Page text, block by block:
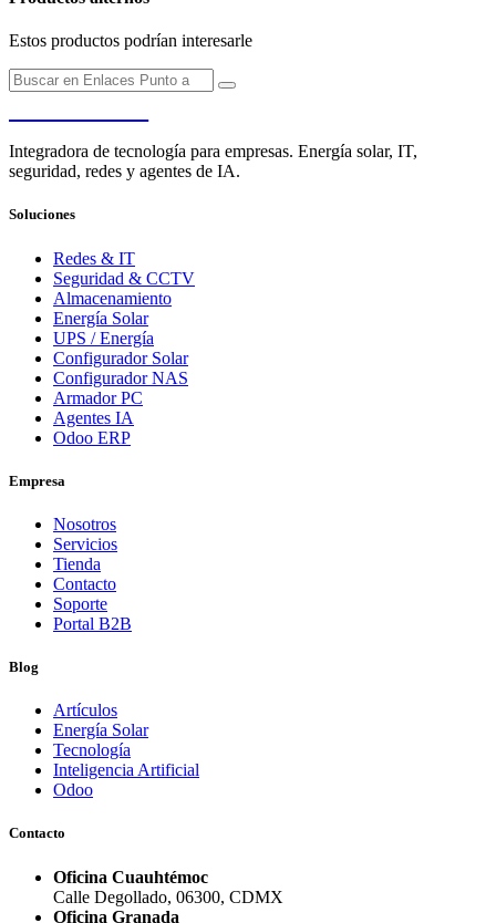
Estos productos podrían interesarle
Integradora de tecnología para empresas. Energía solar, IT,
seguridad, redes y agentes de IA.
Soluciones
Redes & IT
Seguridad & CCTV
Almacenamiento
Energía Solar
UPS / Energía
Configurador Solar
Configurador NAS
Armador PC
Agentes IA
Odoo ERP
Empresa
Nosotros
Servicios
Tienda
Contacto
Soporte
Portal B2B
Blog
Artículos
Energía Solar
Tecnología
Inteligencia Artificial
Odoo
Contacto
Oficina Cuauhtémoc
Calle Degollado, 06300, CDMX
Oficina Granada